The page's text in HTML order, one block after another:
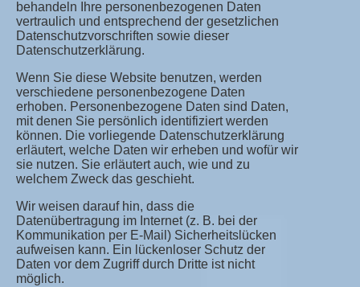
behandeln Ihre personenbezogenen Daten
vertraulich und entsprechend der gesetzlichen
Datenschutzvorschriften sowie dieser
Datenschutzerklärung.
Wenn Sie diese Website benutzen, werden
verschiedene personenbezogene Daten
erhoben. Personenbezogene Daten sind Daten,
mit denen Sie persönlich identifiziert werden
können. Die vorliegende Datenschutzerklärung
erläutert, welche Daten wir erheben und wofür wir
sie nutzen. Sie erläutert auch, wie und zu
welchem Zweck das geschieht.
Wir weisen darauf hin, dass die
Datenübertragung im Internet (z. B. bei der
Kommunikation per E-Mail) Sicherheitslücken
aufweisen kann. Ein lückenloser Schutz der
Daten vor dem Zugriff durch Dritte ist nicht
möglich.